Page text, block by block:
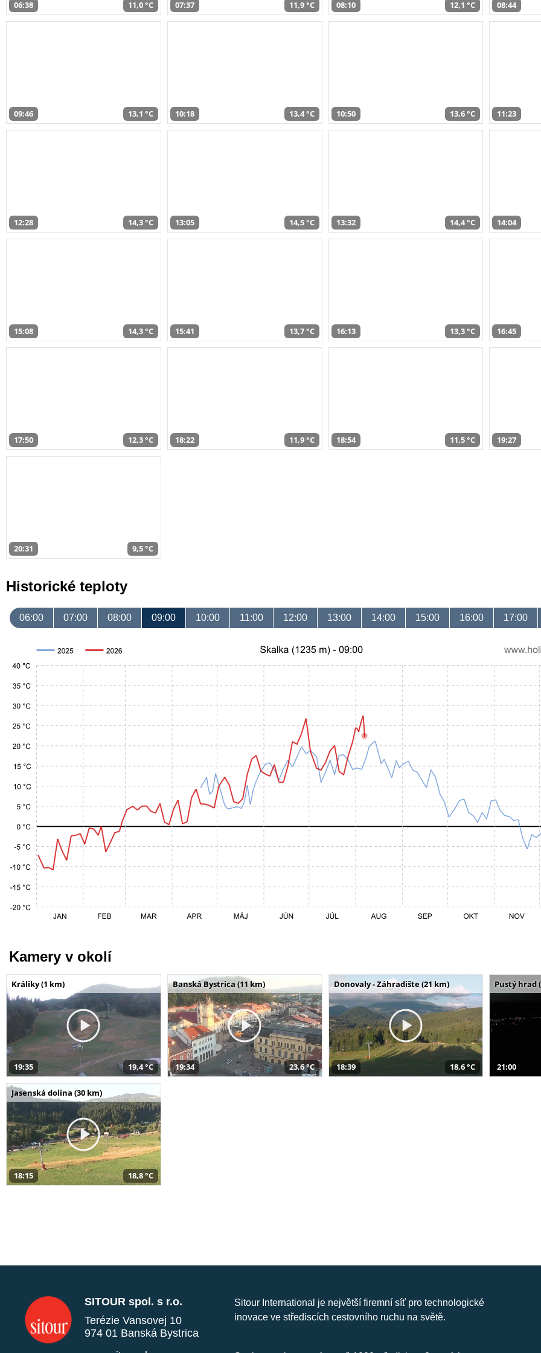
06:38 11,0 °C 07:37 11,9 °C 08:10 12,1 °C 08:44
09:46 13,1 °C 10:18 13,4 °C 10:50 13,6 °C 11:23
12:28 14,3 °C 13:05 14,5 °C 13:32 14,4 °C 14:04
15:08 14,3 °C 15:41 13,7 °C 16:13 13,3 °C 16:45
17:50 12,3 °C 18:22 11,9 °C 18:54 11,5 °C 19:27
20:31 9,5 °C
Historické teploty
06:00 07:00 08:00 09:00 10:00 11:00 12:00 13:00 14:00 15:00 16:00 17:00
Kamery v okolí
Králiky (1 km)
19:35 19,4 °C
Banská Bystrica (11 km)
19:34 23,6 °C
Donovaly - Záhradište (21 km)
18:39 18,6 °C
Pustý hrad
21:00
Jasenská dolina (30 km)
18:15 18,8 °C
SITOUR spol. s r.o.
Terézie Vansovej 10
974 01 Banská Bystrica
Sitour International je největší firemní síť pro technologické
inovace ve střediscích cestovního ruchu na světě.